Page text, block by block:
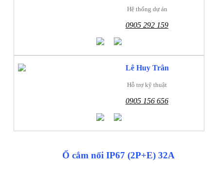
Hệ thống dự án
0905 292 159
Lê Huy Trân
Hỗ trợ kỹ thuật
0905 156 656
Ổ cắm nổi IP67 (2P+E) 32A